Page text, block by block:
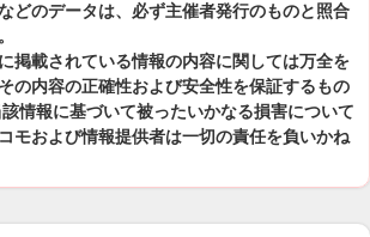
どのデータは、必ず主催者発行のものと照合
掲載されている情報の内容に関しては万全を
の内容の正確性および安全性を保証するもの
情報に基づいて被ったいかなる損害について
モおよび情報提供者は一切の責任を負いかね